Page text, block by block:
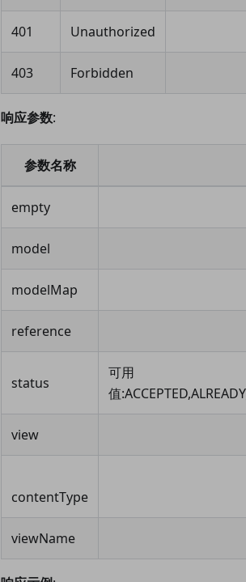
401 Unauthorized
403 Forbidden
响应参数:
参数名称
empty
model
modelMap
reference
status
可用
值:ACCEPTED
view
contentType
viewName